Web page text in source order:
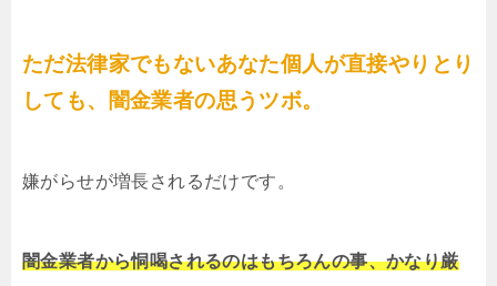
ただ法律家でもないあなた個人が直接やりとり
しても、闇金業者の思うツボ。
嫌がらせが増長されるだけです。
闇金業者から恫喝されるのはもちろんの事、かなり厳